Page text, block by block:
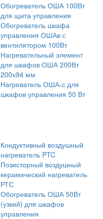
Обогреватель ОША 100Вт
для щита управления
Обогреватель шкафа
управления ОШАв с
вентилятором 100Вт
Нагревательный элемент
для шкафов ОША 200Вт
200х94 мм
Нагреватель ОША-с для
шкафов управления 50 Вт
Кондуктивный воздушный
нагреватель PTC
Позисторный воздушный
керамический нагреватель
РТС
Обогреватель ОША 50Вт
(узкий) для шкафов
управления